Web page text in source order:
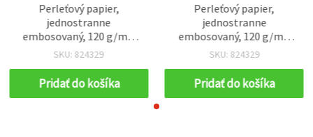
Perleťový papier,
jednostranne
embosovaný, 120 g/m²,
A4 (297x210 mm),
SKU: 824329
Pridať do košíka
Perleťový papier,
jednostranne
embosovaný, 120 g/m²,
A4 (297x210 mm),
SKU: 824329
Pridať do košíka